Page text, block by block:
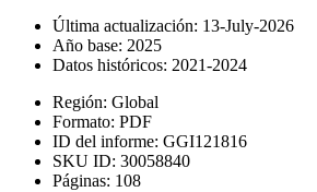
Última actualización: 13-July-2026
Año base: 2025
Datos históricos: 2021-2024
Región: Global
Formato: PDF
ID del informe: GGI121816
SKU ID: 30058840
Páginas: 108